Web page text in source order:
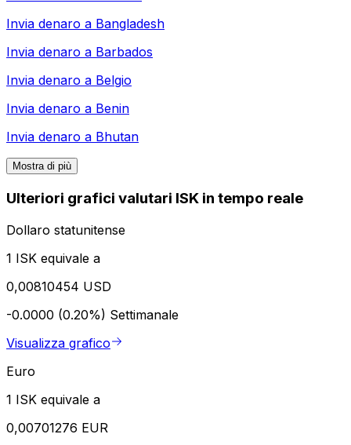
Invia denaro a Bangladesh
Invia denaro a Barbados
Invia denaro a Belgio
Invia denaro a Benin
Invia denaro a Bhutan
Mostra di più
Ulteriori grafici valutari ISK in tempo reale
Dollaro statunitense
1 ISK equivale a
0,00810454 USD
-0.0000 (0.20%) Settimanale
Visualizza grafico
Euro
1 ISK equivale a
0,00701276 EUR